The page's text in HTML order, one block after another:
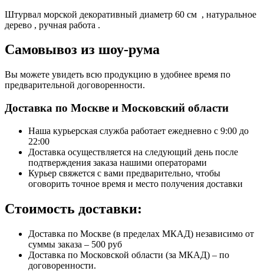
Штурвал морской декоративный диаметр 60 см , натуральное
дерево , ручная работа .
Самовывоз из шоу-рума
Вы можете увидеть всю продукцию в удобнее время по
предварительной договоренности.
Доставка по Москве и Московский области
Наша курьерская служба работает ежедневно с 9:00 до
22:00
Доставка осуществляется на следующий день после
подтверждения заказа нашими операторами
Курьер свяжется с вами предварительно, чтобы
оговорить точное время и место получения доставки
Стоимость доставки:
Доставка по Москве (в пределах МКАД) независимо от
суммы заказа – 500 руб
Доставка по Московской области (за МКАД) – по
договоренности.